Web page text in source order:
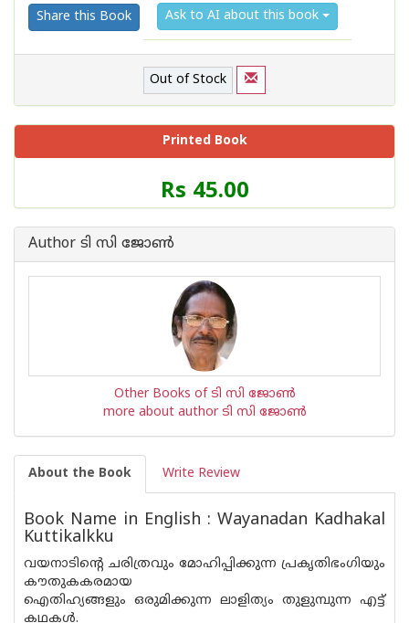
Share this Book Ask to AI about this book
Out of Stock
Printed Book
Price
of
Book
Rs 45.00
Author ടി സി ജോണ്‍
Other Books of ടി സി ജോണ്‍
more about author ടി സി ജോണ്‍
About the Book Write Review
Book Name in English : Wayanadan Kadhakal
Kuttikalkku
വയനാടിന്‍റെ ചരിത്രവും മോഹിപ്പിക്കുന്ന പ്രകൃതിഭംഗിയും
കൗതുകകരമായ
ഐതിഹ്യങ്ങളും ഒരുമിക്കുന്ന ലാളിത്യം തുളുമ്പുന്ന എട്ട്
കഥകള്‍.